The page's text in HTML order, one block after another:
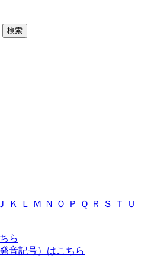
Ｊ Ｋ Ｌ Ｍ Ｎ Ｏ Ｐ Ｑ Ｒ Ｓ Ｔ
Ｕ
ら
音記号）はこちら